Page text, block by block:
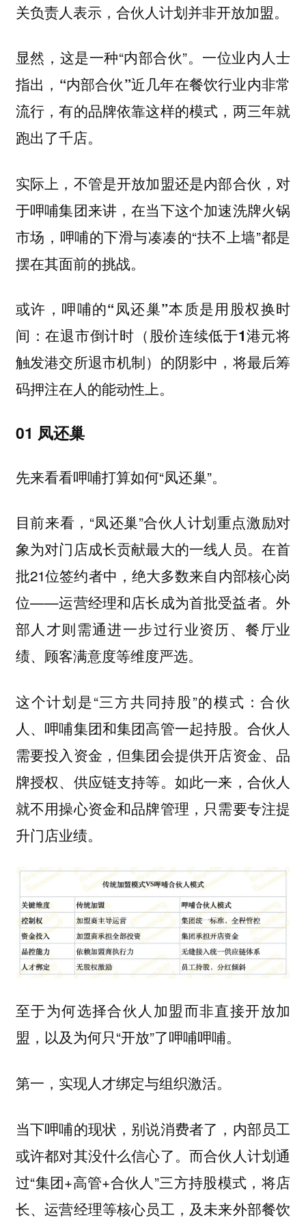
关负责人表示，合伙人计划并非开放加盟。
显然，这是一种“内部合伙”。一位业内人士
指出，“内部合伙”近几年在餐饮行业内非常
流行，有的品牌依靠这样的模式，两三年就
跑出了千店。
实际上，不管是开放加盟还是内部合伙，对
于呷哺集团来讲，在当下这个加速洗牌火锅
市场，呷哺的下滑与凑凑的“扶不上墙”都是
摆在其面前的挑战。
或许，呷哺的“凤还巢”本质是用股权换时
间：在退市倒计时（股价连续低于1港元将
触发港交所退市机制）的阴影中，将最后筹
码押注在人的能动性上。
01 凤还巢
先来看看呷哺打算如何“凤还巢”。
目前来看，“凤还巢”合伙人计划重点激励对
象为对门店成长贡献最大的一线人员。在首
批21位签约者中，绝大多数来自内部核心岗
位——运营经理和店长成为首批受益者。外
部人才则需通进一步过行业资历、餐厅业
绩、顾客满意度等维度严选。
这个计划是“三方共同持股”的模式：合伙
人、呷哺集团和集团高管一起持股。合伙人
需要投入资金，但集团会提供开店资金、品
牌授权、供应链支持等。如此一来，合伙人
就不用操心资金和品牌管理，只需要专注提
升门店业绩。
至于为何选择合伙人加盟而非直接开放加
盟，以及为何只“开放”了呷哺呷哺。
第一，实现人才绑定与组织激活。
当下呷哺的现状，别说消费者了，内部员工
或许都对其没什么信心了。而合伙人计划通
过“集团+高管+合伙人”三方持股模式，将店
长、运营经理等核心员工，及未来外部餐饮